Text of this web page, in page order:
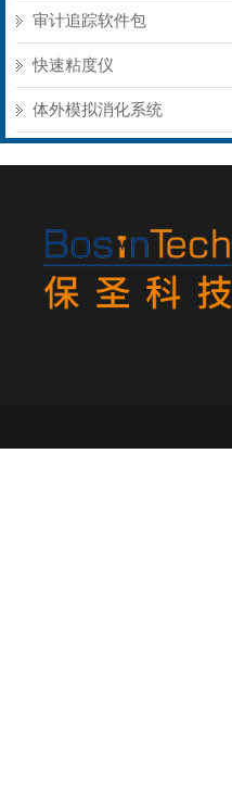
审计追踪软件包
快速粘度仪
体外模拟消化系统